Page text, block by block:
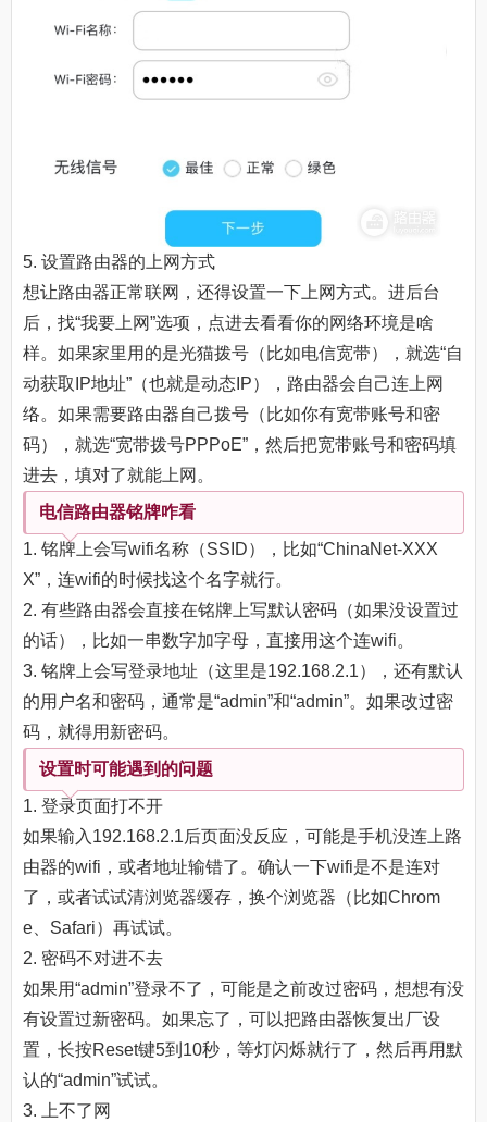
5. 设置路由器的上网方式
想让路由器正常联网，还得设置一下上网方式。进后台
后，找“我要上网”选项，点进去看看你的网络环境是啥
样。如果家里用的是光猫拨号（比如电信宽带），就选“自
动获取IP地址”（也就是动态IP），路由器会自己连上网
络。如果需要路由器自己拨号（比如你有宽带账号和密
码），就选“宽带拨号PPPoE”，然后把宽带账号和密码填
进去，填对了就能上网。
电信路由器铭牌咋看
1. 铭牌上会写wifi名称（SSID），比如“ChinaNet-XXX
X”，连wifi的时候找这个名字就行。
2. 有些路由器会直接在铭牌上写默认密码（如果没设置过
的话），比如一串数字加字母，直接用这个连wifi。
3. 铭牌上会写登录地址（这里是192.168.2.1），还有默认
的用户名和密码，通常是“admin”和“admin”。如果改过密
码，就得用新密码。
设置时可能遇到的问题
1. 登录页面打不开
如果输入192.168.2.1后页面没反应，可能是手机没连上路
由器的wifi，或者地址输错了。确认一下wifi是不是连对
了，或者试试清浏览器缓存，换个浏览器（比如Chrom
e、Safari）再试试。
2. 密码不对进不去
如果用“admin”登录不了，可能是之前改过密码，想想有没
有设置过新密码。如果忘了，可以把路由器恢复出厂设
置，长按Reset键5到10秒，等灯闪烁就行了，然后再用默
认的“admin”试试。
3. 上不了网